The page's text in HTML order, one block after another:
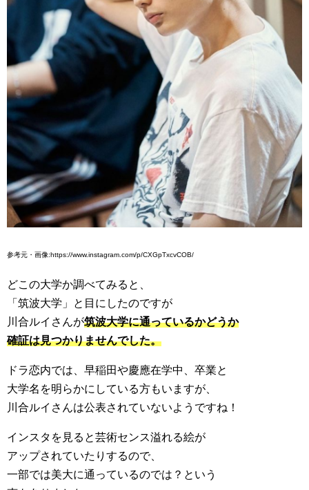
参考元・画像:https://www.instagram.com/p/CXGpTxcvCOB/
どこの大学か調べてみると、
「筑波大学」と目にしたのですが
川合ルイさんが筑波大学に通っているかどうか
確証は見つかりませんでした。
ドラ恋内では、早稲田や慶應在学中、卒業と
大学名を明らかにしている方もいますが、
川合ルイさんは公表されていないようですね！
インスタを見ると芸術センス溢れる絵が
アップされていたりするので、
一部では美大に通っているのでは？という